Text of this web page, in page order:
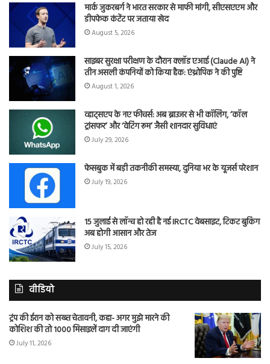
मार्क जुकरबर्ग ने भारत सरकार से माफी मांगी, सीएसएएम और
डीपफेक कंटेंट पर जताया खेद
August 5, 2026
साइबर सुरक्षा परीक्षण के दौरान क्लॉड एआई (Claude AI) ने
तीन असली कंपनियों को किया हैक: एंथ्रोपिक ने की पुष्टि
August 1, 2026
व्हाट्सएप के नए फीचर्स: अब ब्राउजर से भी कॉलिंग, ‘कॉल
ट्रांसफर’ और ‘वेटिंग रूम’ जैसी शानदार सुविधाएं
July 29, 2026
फेसबुक में बड़ी तकनीकी समस्या, दुनिया भर के यूजर्स परेशान
July 19, 2026
15 जुलाई से लॉन्च हो रही है नई IRCTC वेबसाइट, टिकट बुकिंग
अब होगी आसान और तेज
July 15, 2026
वीडियो
ट्रंप की ईरान को सख्त चेतावनी, कहा- अगर मुझे मारने की
कोशिश की तो 1000 मिसाइलें दाग दी जाएंगी
July 11, 2026